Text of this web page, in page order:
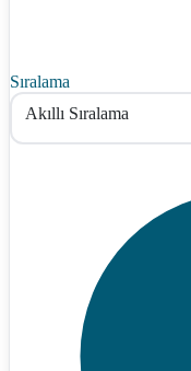
Sıralama
Akıllı Sıralama